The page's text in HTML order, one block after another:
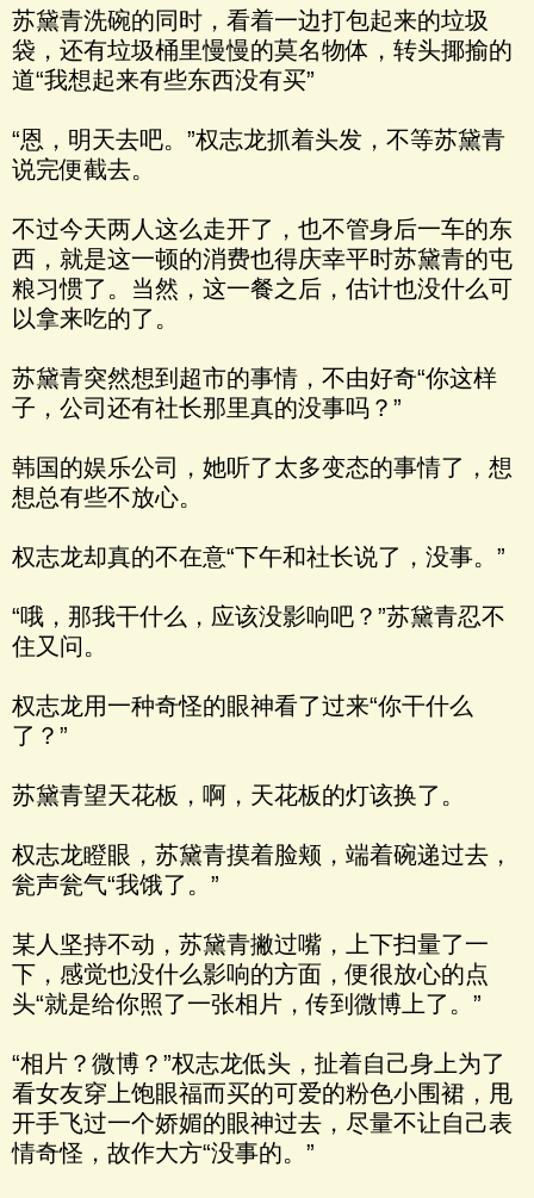
苏黛青洗碗的同时，看着一边打包起来的垃圾
袋，还有垃圾桶里慢慢的莫名物体，转头揶揄的
道“我想起来有些东西没有买”
“恩，明天去吧。”权志龙抓着头发，不等苏黛青
说完便截去。
不过今天两人这么走开了，也不管身后一车的东
西，就是这一顿的消费也得庆幸平时苏黛青的屯
粮习惯了。当然，这一餐之后，估计也没什么可
以拿来吃的了。
苏黛青突然想到超市的事情，不由好奇“你这样
子，公司还有社长那里真的没事吗？”
韩国的娱乐公司，她听了太多变态的事情了，想
想总有些不放心。
权志龙却真的不在意“下午和社长说了，没事。”
“哦，那我干什么，应该没影响吧？”苏黛青忍不
住又问。
权志龙用一种奇怪的眼神看了过来“你干什么
了？”
苏黛青望天花板，啊，天花板的灯该换了。
权志龙瞪眼，苏黛青摸着脸颊，端着碗递过去，
瓮声瓮气“我饿了。”
某人坚持不动，苏黛青撇过嘴，上下扫量了一
下，感觉也没什么影响的方面，便很放心的点
头“就是给你照了一张相片，传到微博上了。”
“相片？微博？”权志龙低头，扯着自己身上为了
看女友穿上饱眼福而买的可爱的粉色小围裙，甩
开手飞过一个娇媚的眼神过去，尽量不让自己表
情奇怪，故作大方“没事的。”